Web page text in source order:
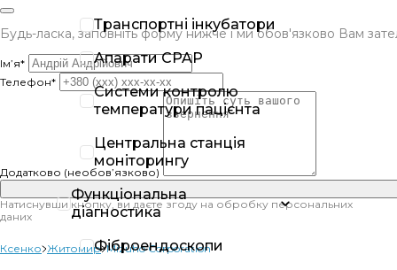
Будь-ласка, заповніть форму нижче і ми обов'язково Вам
Ім’я*
Телефон*
Додатково (необов’язково)
Натиснувши кнопку, ви даєте згоду на обробку персональних
даних
Ксенко Житомир Mizuho Corporation
Транспортні інкубатори
Апарати CPAP
Системи контролю
температури пацієнта
Центральна станція
моніторингу
Функціональна
діагностика
Фіброендоскопи